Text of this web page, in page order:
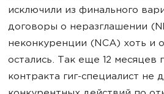
исключили из финального
договоры о неразглашении
неконкуренции (NCA) хоть и
остались. Так еще 12 месяцев
контракта гиг-специалист не